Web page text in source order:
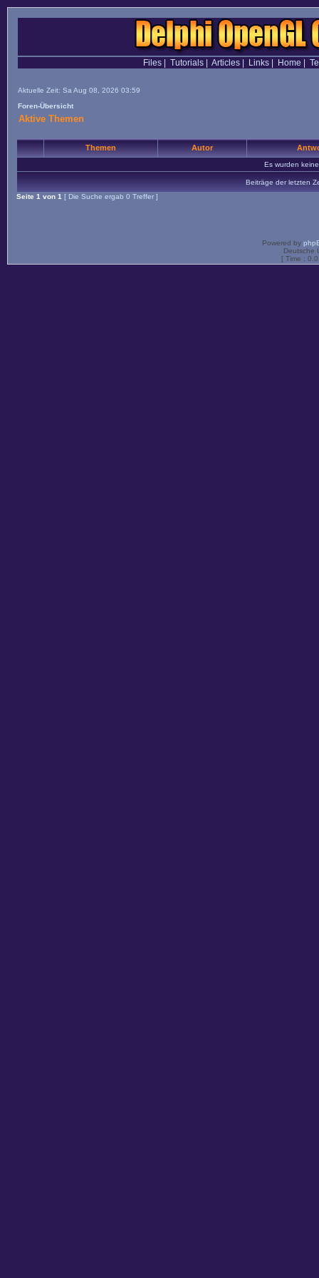
Files| Tutorials| Articles| Links| Home
Aktuelle Zeit: Sa Aug 08, 2026 03:59
Foren-Übersicht
Aktive Themen
Themen Autor
Es wurden
Beiträge der letzten
Seite 1 von 1 [ Die Suche ergab 0 Treffer ]
Powered by
Deutsche
[ Time :